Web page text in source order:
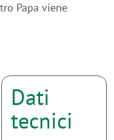
Papa viene
Dati
tecnici